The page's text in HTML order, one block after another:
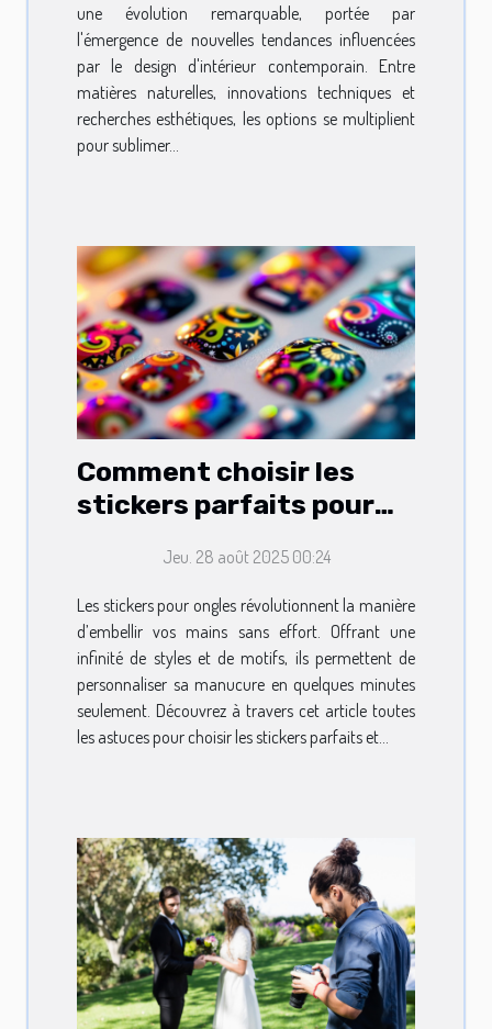
une évolution remarquable, portée par
l'émergence de nouvelles tendances influencées
par le design d'intérieur contemporain. Entre
matières naturelles, innovations techniques et
recherches esthétiques, les options se multiplient
pour sublimer...
Comment choisir les
stickers parfaits pour
Jeu. 28 août 2025 00:24
Les stickers pour ongles révolutionnent la manière
d’embellir vos mains sans effort. Offrant une
infinité de styles et de motifs, ils permettent de
personnaliser sa manucure en quelques minutes
seulement. Découvrez à travers cet article toutes
les astuces pour choisir les stickers parfaits et...